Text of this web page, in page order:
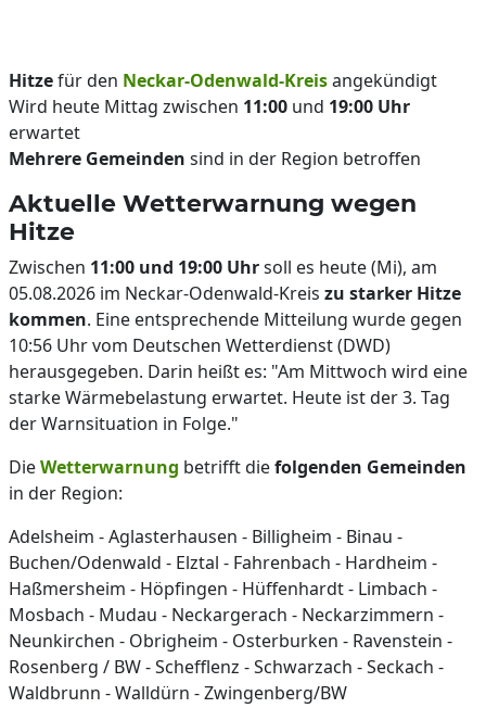
Hitzefür den Neckar-Odenwald-Kreisangekündigt
Wird heute Mittag zwischen 11:00 und 19:00 Uhr
erwartet
Mehrere Gemeinden sind in der Region betroffen
Aktuelle Wetterwarnung wegen
Hitze
Zwischen 11:00 und 19:00 Uhrsoll es heute (Mi), am
05.08.2026 im Neckar-Odenwald-Kreis zu starker Hitze
kommen. Eine entsprechende Mitteilung wurde gegen
10:56 Uhr vom Deutschen Wetterdienst (DWD)
herausgegeben. Darin heißt es: "Am Mittwoch wird eine
starke Wärmebelastung erwartet. Heute ist der 3. Tag
der Warnsituation in Folge."
DieWetterwarnung betrifft diefolgenden Gemeinden
in der Region:
Adelsheim - Aglasterhausen - Billigheim - Binau -
Buchen/Odenwald - Elztal - Fahrenbach - Hardheim -
Haßmersheim - Höpfingen - Hüffenhardt - Limbach -
Mosbach - Mudau - Neckargerach - Neckarzimmern -
Neunkirchen - Obrigheim - Osterburken - Ravenstein -
Rosenberg / BW - Schefflenz - Schwarzach - Seckach -
Waldbrunn - Walldürn - Zwingenberg/BW